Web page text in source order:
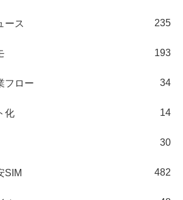
ース 235
193
フロー 34
化 14
30
SIM 482